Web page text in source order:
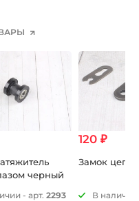
черный
- арт. 2293
120 ₽
Замок цепи
В наличии